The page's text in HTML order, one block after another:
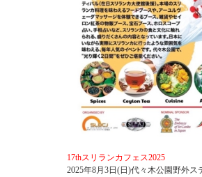
17thスリランカフェス2025
2025年8月3日(日)代々木公園野外ス